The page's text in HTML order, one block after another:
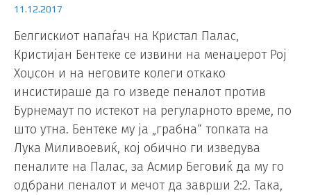
11.12.2017
Белгискиот напаѓач на Кристал Палас,
Кристијан Бентеке се извини на менаџерот Рој
Хоџсон и на неговите колеги откако
инсистираше да го изведе пеналот против
Бурнемаут по истекот на регуларното време, по
што утна. Бентеке му ја „грабна“ топката на
Лука Миливоевиќ, кој обично ги изведува
пеналите на Палас, за Асмир Беговиќ да му го
одбрани пеналот и мечот да заврши 2:2. Така,